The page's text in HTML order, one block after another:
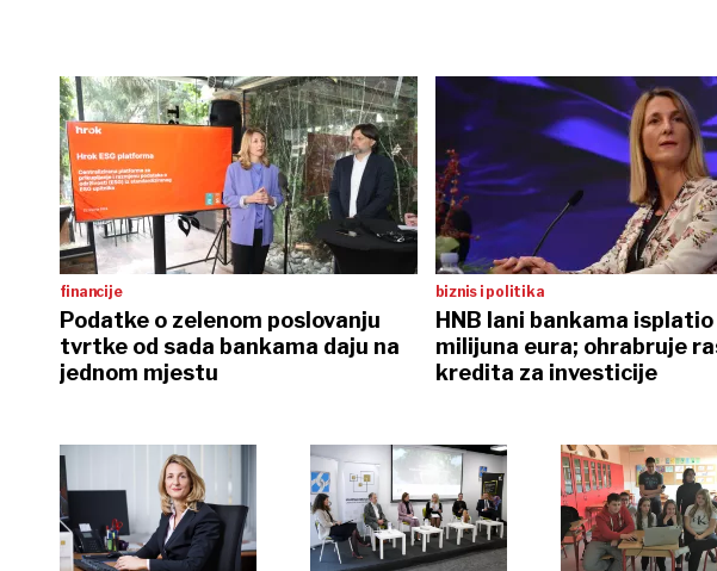
financije
Podatke o zelenom poslovanju
tvrtke od sada bankama daju na
jednom mjestu
biznis i politika
HNB lani bankama
milijuna eura; ohrabruje
kredita za investicije